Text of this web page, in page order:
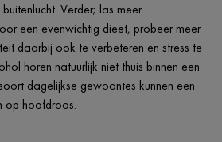
Verder; las meer
een evenwichtig dieet, probeer meer
daarbij ook te verbeteren en stress te
horen natuurlijk niet thuis binnen een
dagelijkse gewoontes kunnen een
op hoofdroos.